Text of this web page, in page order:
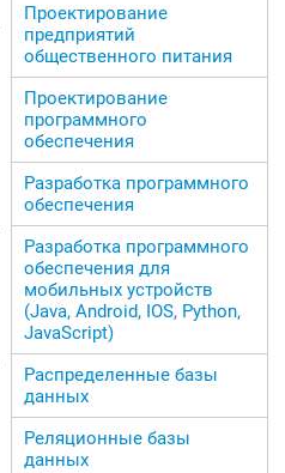
Проектирование
предприятий
общественного питания
Проектирование
программного
обеспечения
Разработка программного
обеспечения
Разработка программного
обеспечения для
мобильных устройств
(Java, Android, IOS, Python,
JavaScript)
Распределенные базы
данных
Реляционные базы
данных